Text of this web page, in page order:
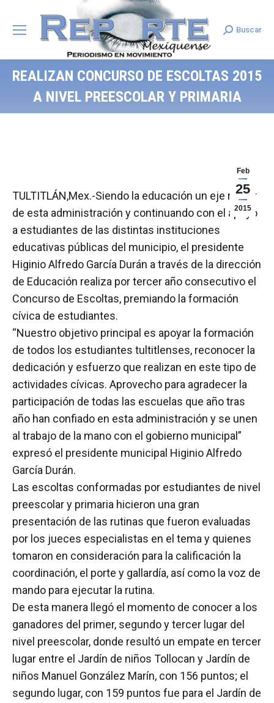
Search:
Buscar
REALIZAN CONCURSO DE ESCOLTAS 2015
A NIVEL PREESCOLAR Y PRIMARIA
Feb
25
2015
TULTITLÁN,Mex.-Siendo la educación un eje rector
de esta administración y continuando con el apoyo
a estudiantes de las distintas instituciones
educativas públicas del municipio, el presidente
Higinio Alfredo García Durán a través de la dirección
de Educación realiza por tercer año consecutivo el
Concurso de Escoltas, premiando la formación
cívica de estudiantes.
“Nuestro objetivo principal es apoyar la formación
de todos los estudiantes tultitlenses, reconocer la
dedicación y esfuerzo que realizan en este tipo de
actividades cívicas. Aprovecho para agradecer la
participación de todas las escuelas que año tras
año han confiado en esta administración y se unen
al trabajo de la mano con el gobierno municipal”
expresó el presidente municipal Higinio Alfredo
García Durán.
Las escoltas conformadas por estudiantes de nivel
preescolar y primaria hicieron una gran
presentación de las rutinas que fueron evaluadas
por los jueces especialistas en el tema y quienes
tomaron en consideración para la calificación la
coordinación, el porte y gallardía, así como la voz de
mando para ejecutar la rutina.
De esta manera llegó el momento de conocer a los
ganadores del primer, segundo y tercer lugar del
nivel preescolar, donde resultó un empate en tercer
lugar entre el Jardín de niños Tollocan y Jardín de
niños Manuel González Marín, con 156 puntos; el
segundo lugar, con 159 puntos fue para el Jardín de